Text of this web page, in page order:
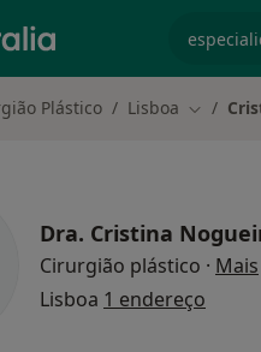
Plástico Lisboa Mudar
Dra. Cristina
Cirurgião plástico · Mais
Lisboa 1 endereço